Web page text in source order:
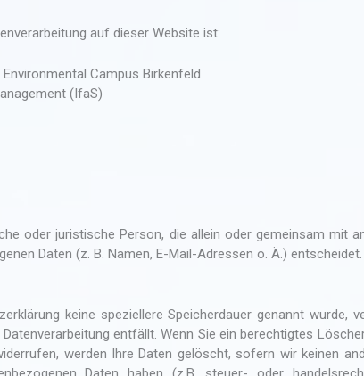
auf dieser Website ist:
Campus Birkenfeld
(IfaS)
oder juristische Person, die allein oder gemeinsam mit
Daten (z. B. Namen, E-Mail-Adressen o. Ä.) entscheidet.
keine speziellere Speicherdauer genannt wurde,
entfällt. Wenn Sie ein berechtigtes
werden Ihre Daten gelöscht, sofern wir keinen